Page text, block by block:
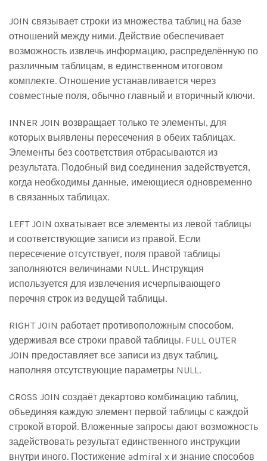
JOIN связывает строки из множества таблиц на базе
отношений между ними. Действие обеспечивает
возможность извлечь информацию, распределённую по
различным таблицам, в единственном итоговом
комплекте. Отношение устанавливается через
совместные поля, обычно главный и вторичный ключи.
INNER JOIN возвращает только те элементы, для
которых выявлены пересечения в обеих таблицах.
Элементы без соответствия отбрасываются из
результата. Подобный вид соединения задействуется,
когда необходимы данные, имеющиеся одновременно
в связанных таблицах.
LEFT JOIN охватывает все элементы из левой таблицы
и соответствующие записи из правой. Если
пересечение отсутствует, поля правой таблицы
заполняются величинами NULL. Инструкция
используется для извлечения исчерпывающего
перечня строк из ведущей таблицы.
RIGHT JOIN работает противоположным способом,
удерживая все строки правой таблицы. FULL OUTER
JOIN предоставляет все записи из двух таблиц,
наполняя отсутствующие параметры NULL.
CROSS JOIN создаёт декартово комбинацию таблиц,
объединяя каждую элемент первой таблицы с каждой
строкой второй. Вложенные запросы дают возможность
задействовать результат единственного инструкции
внутри иного. Постижение admiral x и знание способов